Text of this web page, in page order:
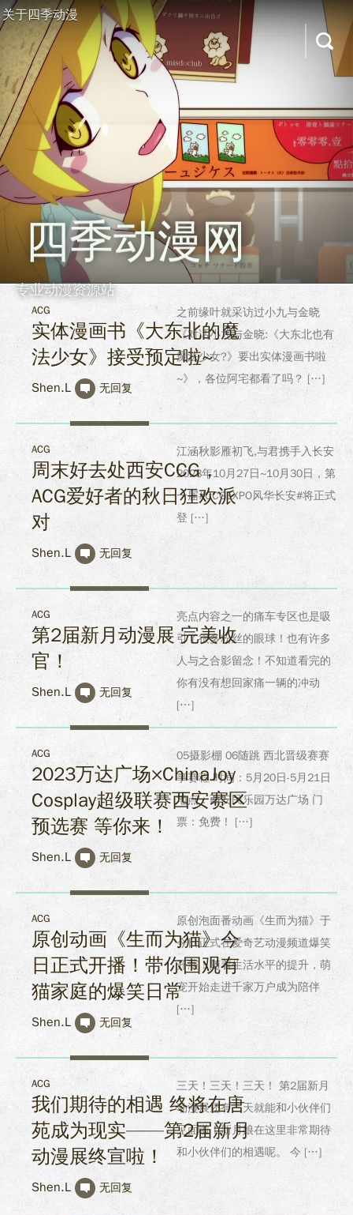
关于四季动漫
四季动漫网
专业动漫资源站
ACG
实体漫画书《大东北的魔
法少女》接受预定啦~
Shen.L 无回复
之前缘叶就采访过小九与金晓
《对话小九与金晓:《大东北也有
魔法少女?》要出实体漫画书啦
~》，各位阿宅都看了吗？ […]
ACG
周末好去处西安CCG，
ACG爱好者的秋日狂欢派
对
Shen.L 无回复
江涵秋影雁初飞,与君携手入长安
2023年10月27日~10月30日，第
一届#CCGEXPO风华长安#将正式
登 […]
ACG
第2届新月动漫展 完美收
官！
Shen.L 无回复
亮点内容之一的痛车专区也是吸
引了很多粉丝的眼球！也有许多
人与之合影留念！不知道看完的
你有没有想回家痛一辆的冲动
[…]
ACG
2023万达广场×ChinaJoy
Cosplay超级联赛西安赛区
预选赛 等你来！
Shen.L 无回复
05摄影棚 06随跳 西北晋级赛赛
事赛程 时间：5月20日-5月21日
地点：西安民乐园万达广场 门
票：免费！ […]
ACG
原创动画《生而为猫》今
日正式开播！带你围观有
猫家庭的爆笑日常
Shen.L 无回复
原创泡面番动画《生而为猫》于
今日正式在爱奇艺动漫频道爆笑
开演！随着生活水平的提升，萌
宠开始走进千家万户成为陪伴
[…]
ACG
我们期待的相遇 终将在唐
苑成为现实——第2届新月
动漫展终宣啦！
Shen.L 无回复
三天！三天！三天！ 第2届新月
动漫展还有三天就能和小伙伴们
见面啦！新月娘在这里非常期待
和小伙伴们的相遇呢。 今 […]